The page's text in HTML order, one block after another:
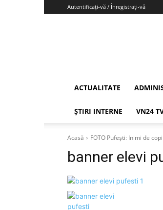
Autentificați-vă / Înregistrați-vă
ACTUALITATE
ȘTIRI INTERNE VN24
Acasă FOTO Pufești: Inimi de
banner elevi